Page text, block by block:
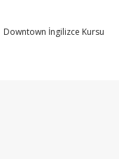
Downtown İngilizce Kursu